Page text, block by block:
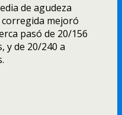
de agudeza
mejoró
pasó de 20/156
y de 20/240 a